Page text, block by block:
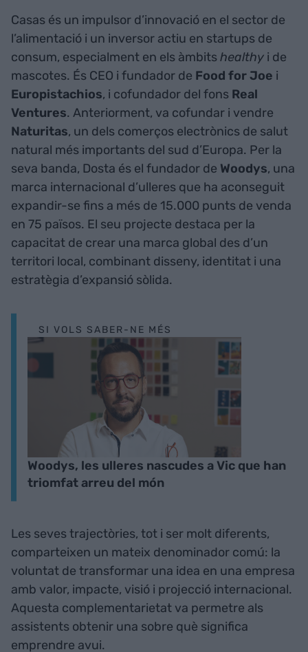
Casas és un impulsor d’innovació en el sector de
l’alimentació i un inversor actiu en startups de
consum, especialment en els àmbitshealthy i de
mascotes. És CEO i fundador de Food for Joe i
Europistachios, i cofundador del fons Real
Ventures. Anteriorment, va cofundar i vendre
Naturitas, un dels comerços electrònics de salut
natural més importants del sud d’Europa. Per la
seva banda, Dosta és el fundador de Woodys, una
marca internacional d’ulleres que ha aconseguit
expandir-se fins a més de 15.000 punts de venda
en 75 països. El seu projecte destaca per la
capacitat de crear una marca global des d’un
territori local, combinant disseny, identitat i una
estratègia d’expansió sòlida.
SI VOLS SABER-NE MÉS
Woodys, les ulleres nascudes a Vic que han
triomfat arreu del món
Les seves trajectòries, tot i ser molt diferents,
comparteixen un mateix denominador comú: la
voluntat de transformar una idea en una empresa
amb valor, impacte, visió i projecció internacional.
Aquesta complementarietat va permetre als
assistents obtenir una sobre què significa
emprendre avui.